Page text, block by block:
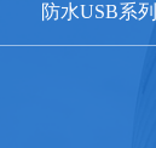
防水USB系列